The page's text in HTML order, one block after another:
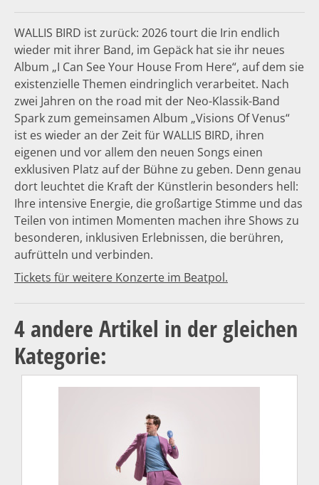
WALLIS BIRD ist zurück: 2026 tourt die Irin endlich
wieder mit ihrer Band, im Gepäck hat sie ihr neues
Album „I Can See Your House From Here“, auf dem sie
existenzielle Themen eindringlich verarbeitet. Nach
zwei Jahren on the road mit der Neo-Klassik-Band
Spark zum gemeinsamen Album „Visions Of Venus“
ist es wieder an der Zeit für WALLIS BIRD, ihren
eigenen und vor allem den neuen Songs einen
exklusiven Platz auf der Bühne zu geben. Denn genau
dort leuchtet die Kraft der Künstlerin besonders hell:
Ihre intensive Energie, die großartige Stimme und das
Teilen von intimen Momenten machen ihre Shows zu
besonderen, inklusiven Erlebnissen, die berühren,
aufrütteln und verbinden.
Tickets für weitere Konzerte im Beatpol.
4 andere Artikel in der gleichen
Kategorie: